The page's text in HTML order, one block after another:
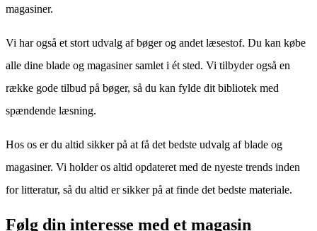
magasiner.
Vi har også et stort udvalg af bøger og andet læsestof. Du kan købe
alle dine blade og magasiner samlet i ét sted. Vi tilbyder også en
række gode tilbud på bøger, så du kan fylde dit bibliotek med
spændende læsning.
Hos os er du altid sikker på at få det bedste udvalg af blade og
magasiner. Vi holder os altid opdateret med de nyeste trends inden
for litteratur, så du altid er sikker på at finde det bedste materiale.
Følg din interesse med et magasin